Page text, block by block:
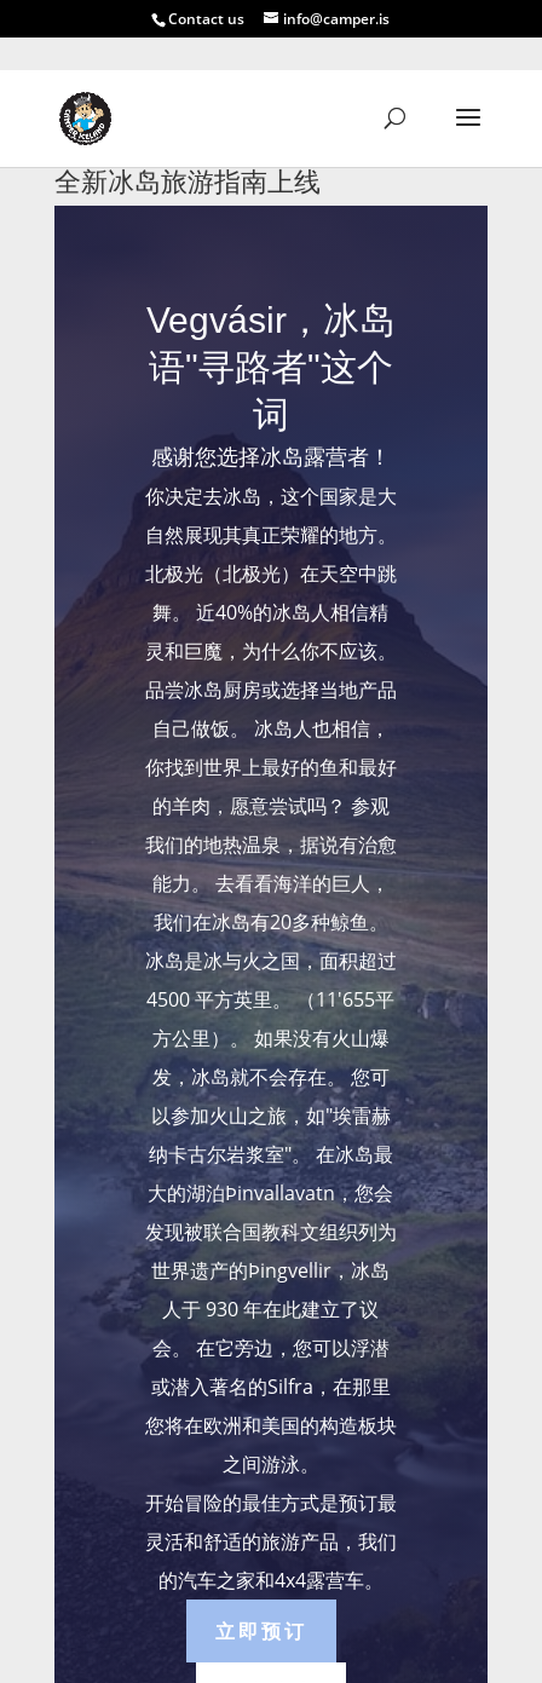
Contact us info@camper.is
全新冰岛旅游指南上线
Vegvásir，冰岛
语"寻路者"这个
词
感谢您选择冰岛露营者！
你决定去冰岛，这个国家是大
自然展现其真正荣耀的地方。
北极光（北极光）在天空中跳
舞。 近40%的冰岛人相信精
灵和巨魔，为什么你不应该。
品尝冰岛厨房或选择当地产品
自己做饭。 冰岛人也相信，
你找到世界上最好的鱼和最好
的羊肉，愿意尝试吗？ 参观
我们的地热温泉，据说有治愈
能力。 去看看海洋的巨人，
我们在冰岛有20多种鲸鱼。
冰岛是冰与火之国，面积超过
4500 平方英里。 （11'655平
方公里）。 如果没有火山爆
发，冰岛就不会存在。 您可
以参加火山之旅，如"埃雷赫
纳卡古尔岩浆室"。 在冰岛最
大的湖泊Þinvallavatn，您会
发现被联合国教科文组织列为
世界遗产的Þingvellir，冰岛
人于 930 年在此建立了议
会。 在它旁边，您可以浮潜
或潜入著名的Silfra，在那里
您将在欧洲和美国的构造板块
之间游泳。
开始冒险的最佳方式是预订最
灵活和舒适的旅游产品，我们
的汽车之家和4x4露营车。
立即预订